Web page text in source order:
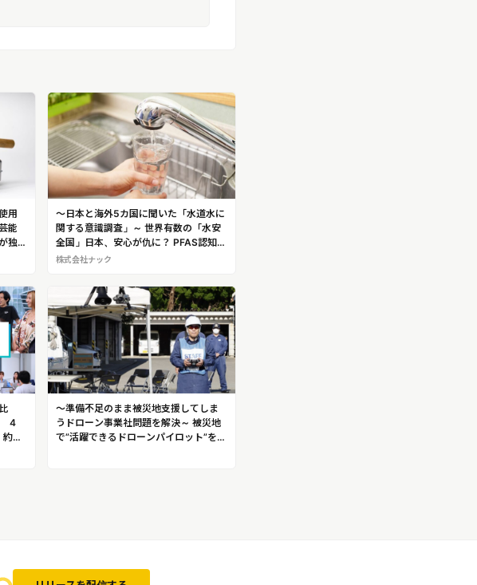
用
能
独
～日本と海外5カ国に聞いた「水道水に
関する意識調査」～ 世界有数の「水安
全国」日本、安心が仇に？ PFAS認知度
は６か国中で最下位。正しい理解が鍵
株式会社ナック
4
約
～準備不足のまま被災地支援してしま
うドローン事業社問題を解決～ 被災地
で”活躍できるドローンパイロット”を生